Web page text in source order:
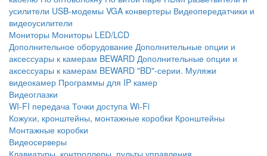
усилители USB-модемы VGA конвертеры Видеопередатчики и
видеоусилители
Мониторы Мониторы LED/LCD
Дополнительное оборудование Дополнительные опции и
аксессуары к камерам BEWARD Дополнительные опции и
аксессуары к камерам BEWARD "BD"-серии. Муляжи
видеокамер Программы для IP камер
Видеоглазки
WI-FI передача Точки доступа Wi-Fi
Кожухи, кронштейны, монтажные коробки Кронштейны
Монтажные коробки
Видеосерверы